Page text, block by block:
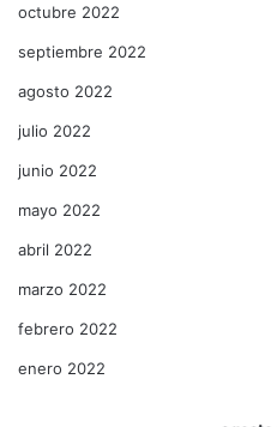
octubre 2022
septiembre 2022
agosto 2022
julio 2022
junio 2022
mayo 2022
abril 2022
marzo 2022
febrero 2022
enero 2022